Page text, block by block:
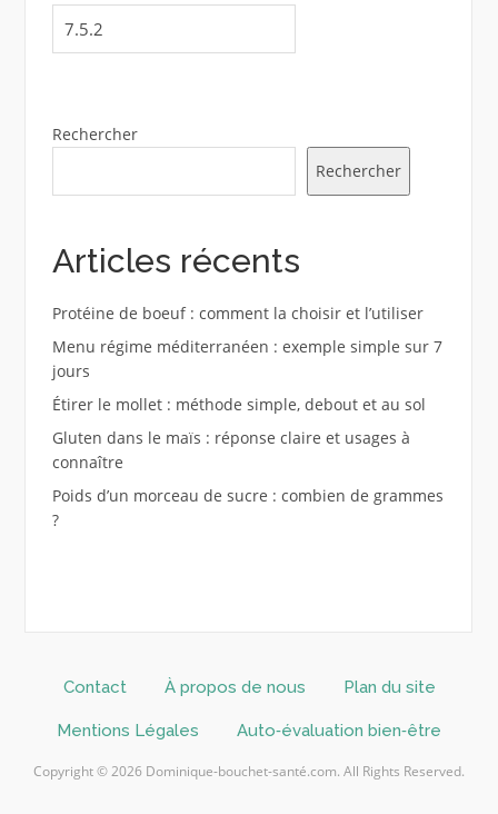
Rechercher
Rechercher
Articles récents
Protéine de boeuf : comment la choisir et l’utiliser
Menu régime méditerranéen : exemple simple sur 7
jours
Étirer le mollet : méthode simple, debout et au sol
Gluten dans le maïs : réponse claire et usages à
connaître
Poids d’un morceau de sucre : combien de grammes
?
Contact À propos de nous Plan du site
Mentions Légales Auto‑évaluation bien‑être
Copyright © 2026 Dominique-bouchet-santé.com. All Rights Reserved.